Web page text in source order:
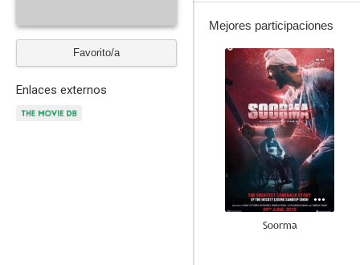
Favorito/a
Enlaces externos
Mejores participaciones
--
Soorma